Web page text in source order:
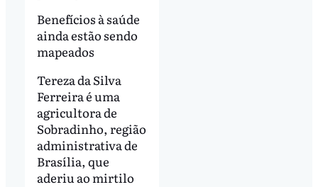
Benefícios à saúde
ainda estão sendo
mapeados
Tereza da Silva
Ferreira é uma
agricultora de
Sobradinho, região
administrativa de
Brasília, que
aderiu ao mirtilo